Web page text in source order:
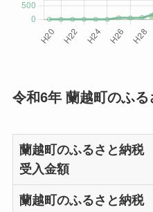
令和6年 蘭越町のふ
蘭越町のふるさと納税
受入金額
蘭越町のふるさと納税